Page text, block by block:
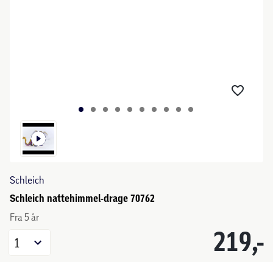
Schleich
Schleich nattehimmel-drage 70762
Fra 5 år
219,-
1